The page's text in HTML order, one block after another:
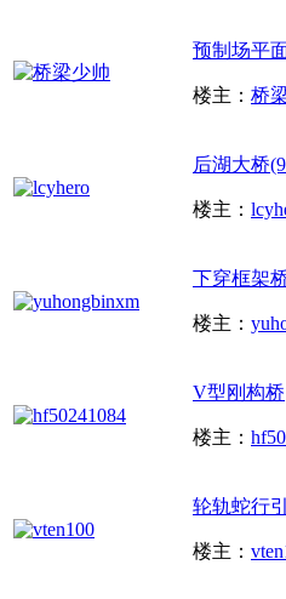
预制场平
楼主： 桥
后湖大桥
楼主：
下穿框架
楼主：
V型刚构桥
楼主：
轮轨蛇行
楼主：